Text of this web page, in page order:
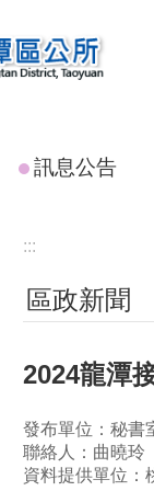
訊息公告
:::
區政新聞
2024龍潭
發布單位：秘書
聯絡人：曲曉玲
資料提供單位：